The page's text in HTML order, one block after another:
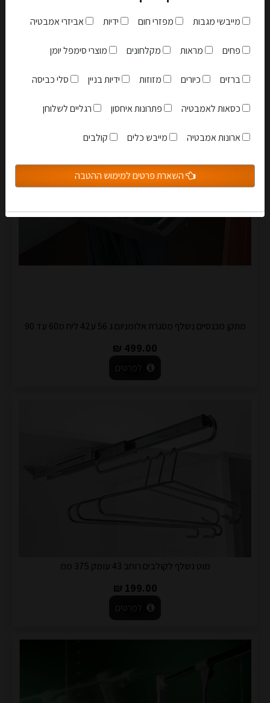
289.00 ₪
לפרטים
מתקן מכנסיים נשלף מסגרת אלומניום ג 56 ע42 ליח מ60 עד 90
499.00 ₪
לפרטים
מוט נשלף לקולבים רוחב 43 עומק 375 ממ
199.00 ₪
לפרטים
אני מאשר שקראתי והבנתי אתתקנון האתר
הצטרפות למועדון
מייבשי מגבות מפזרי חום ידיות אביזרי אמבטיה
פחים מראות מקלחונים מוצרי סימפל יומן
ברזים כיורים מזוזות ידיות בניין סלי כביסה
כסאות לאמבטיה פתרונות איחסון רגליים לשלוחן
ארונות אמבטיה מייבש כלים קולבים
השארת פרטים למימוש ההטבה